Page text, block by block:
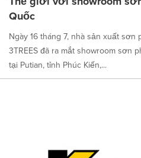
Quốc
Ngày 16 tháng 7, nhà sản xuất
3TREES đã ra mắt showroom sơn
tại Putian, tỉnh Phúc Kiến,...